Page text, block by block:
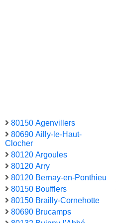
80150 Agenvillers
80690 Ailly-le-Haut-
Clocher
80120 Argoules
80120 Arry
80120 Bernay-en-Ponthieu
80150 Boufflers
80150 Brailly-Cornehotte
80690 Brucamps